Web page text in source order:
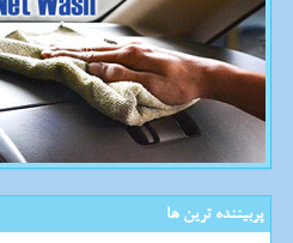
پربیننده ترین ها